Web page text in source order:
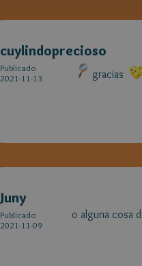
cuylindoprecioso
Publicado
2021-11-13
gracias
Juny
Publicado
2021-11-09
o alguna cosa